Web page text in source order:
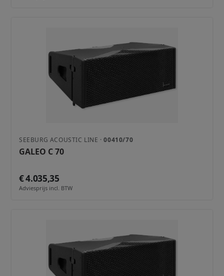
SEEBURG ACOUSTIC LINE ·00410/70
GALEO C 70
€ 4.035,35
Adviesprijs incl. BTW